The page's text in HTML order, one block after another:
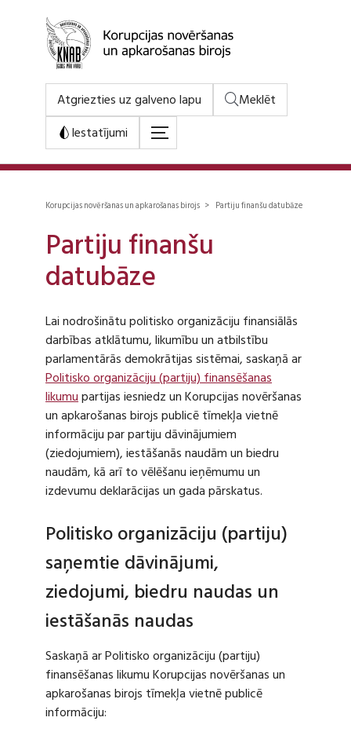
Atgriezties uz galveno lapu
Meklēt
Iestatījumi
Korupcijas novēršanas un apkarošanas birojs > Partiju finanšu datubāze
Partiju finanšu
datubāze
Lai nodrošinātu politisko organizāciju finansiālās
darbības atklātumu, likumību un atbilstību
parlamentārās demokrātijas sistēmai, saskaņā ar
Politisko organizāciju (partiju) finansēšanas
likumupartijas iesniedz un Korupcijas novēršanas
un apkarošanas birojs publicē tīmekļa vietnē
informāciju par partiju dāvinājumiem
(ziedojumiem), iestāšanās naudām un biedru
naudām, kā arī to vēlēšanu ieņēmumu un
izdevumu deklarācijas un gada pārskatus.
Politisko organizāciju (partiju)
saņemtie dāvinājumi,
ziedojumi, biedru naudas un
iestāšanās naudas
Saskaņā ar Politisko organizāciju (partiju)
finansēšanas likumu Korupcijas novēršanas un
apkarošanas birojs tīmekļa vietnē publicē
informāciju: